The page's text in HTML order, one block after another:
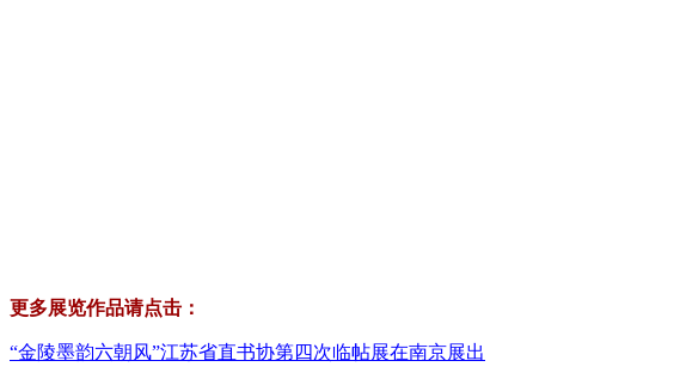
更多展览作品请点击：
“金陵墨韵六朝风”江苏省直书协第四次临帖展在南京展出